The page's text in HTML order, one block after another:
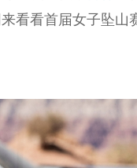
看看首届女子坠山